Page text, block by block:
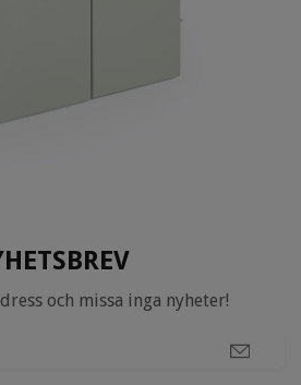
och missa inga nyheter!